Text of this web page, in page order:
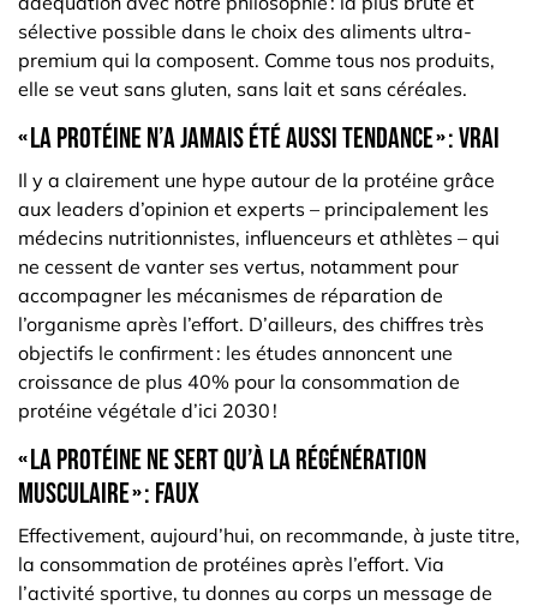
sélective possible dans le choix des aliments ultra-
premium qui la composent. Comme tous nos produits,
elle se veut sans gluten, sans lait et sans céréales.
« La protéine n’a jamais été aussi tendance » : vrai
Il y a clairement une hype autour de la protéine grâce
aux leaders d’opinion et experts – principalement les
médecins nutritionnistes, influenceurs et athlètes – qui
ne cessent de vanter ses vertus, notamment pour
accompagner les mécanismes de réparation de
l’organisme après l’effort. D’ailleurs, des chiffres très
objectifs le confirment : les études annoncent une
croissance de plus 40% pour la consommation de
protéine végétale d’ici 2030 !
« La protéine ne sert qu’à la régénération
musculaire » : faux
Effectivement, aujourd’hui, on recommande, à juste titre,
la consommation de protéines après l’effort. Via
l’activité sportive, tu donnes au corps un message de